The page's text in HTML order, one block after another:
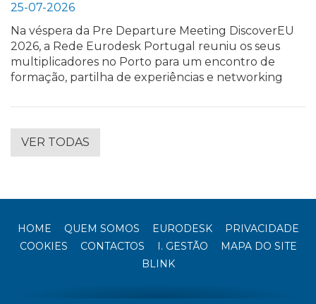
25-07-2026
Na véspera da Pre Departure Meeting DiscoverEU
2026, a Rede Eurodesk Portugal reuniu os seus
multiplicadores no Porto para um encontro de
formação, partilha de experiências e networking
VER TODAS
HOME QUEM SOMOS EURODESK
PRIVACIDADE
COOKIES
CONTACTOS I. GESTÃO
MAPA DO SITE
BLINK